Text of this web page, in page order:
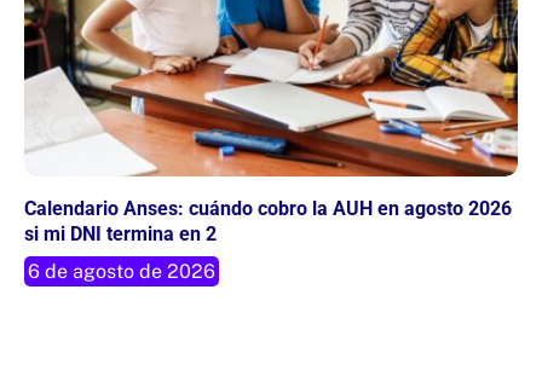
Calendario Anses: cuándo cobro la AUH en agosto 2026
si mi DNI termina en 2
6 de agosto de 2026